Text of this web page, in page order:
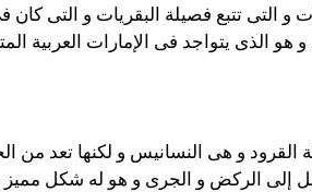
و التى تتبع فصيلة البقريات و التى
و هو الذى يتواجد فى الإمارات العربية
القرود و هى النسانيس و لكنها تعد من
إلى الركض و الجرى و هو له شكل